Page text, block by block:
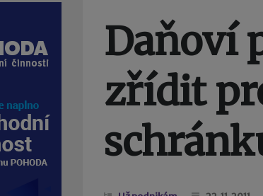
Daňoví
zřídit